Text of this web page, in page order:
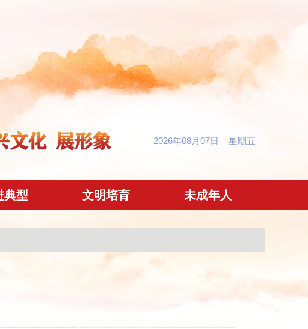
2026年08月07日 星期五
典型 文明培育 未成年人